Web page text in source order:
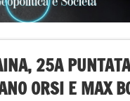
25A
ORSI E MAX